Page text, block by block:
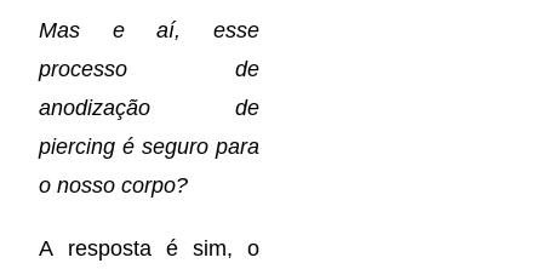
Mas e aí, esse
processo de
anodização de
piercing é seguro para
o nosso corpo?
A resposta é sim, o